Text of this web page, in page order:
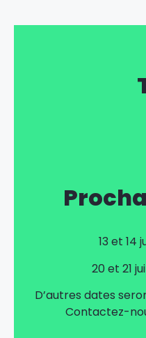
13 et 14
20 et 21
D’autres dates
Contactez-